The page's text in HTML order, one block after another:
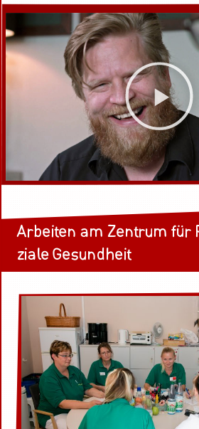
Ar­bei­ten am Zen­trum für
zia­le Ge­sund­heit